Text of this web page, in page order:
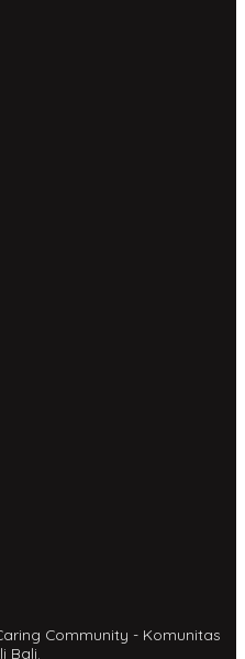
Community - Komunitas
Bali.